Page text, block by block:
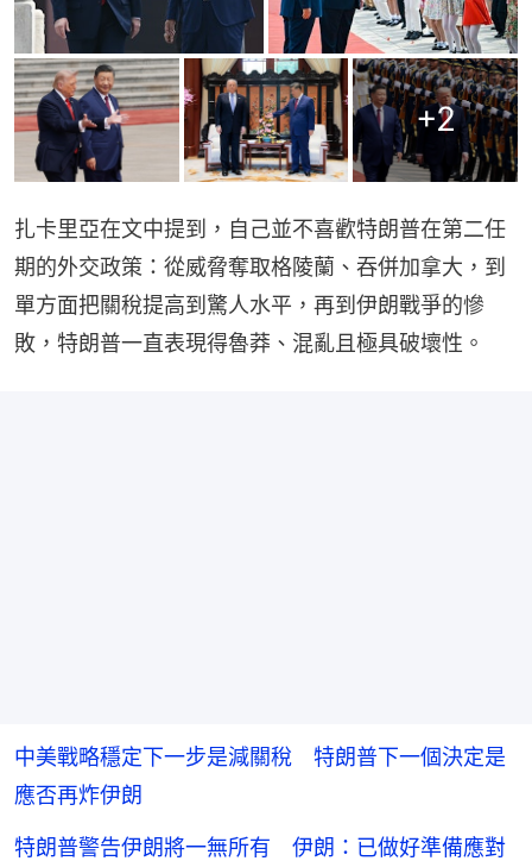
+2
扎卡里亞在文中提到，自己並不喜歡特朗普在第二任
期的外交政策：從威脅奪取格陵蘭、吞併加拿大，到
單方面把關稅提高到驚人水平，再到伊朗戰爭的慘
敗，特朗普一直表現得魯莽、混亂且極具破壞性。
中美戰略穩定下一步是減關稅 特朗普下一個決定是
應否再炸伊朗
特朗普警告伊朗將一無所有 伊朗：已做好準備應對